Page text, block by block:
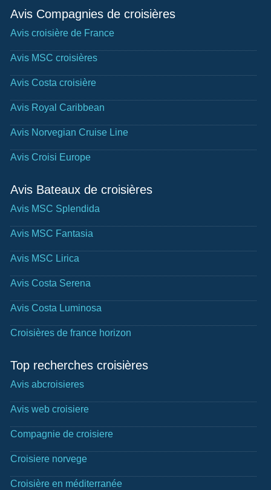
Avis Compagnies de croisières
Avis croisière de France
Avis MSC croisières
Avis Costa croisière
Avis Royal Caribbean
Avis Norvegian Cruise Line
Avis Croisi Europe
Avis Bateaux de croisières
Avis MSC Splendida
Avis MSC Fantasia
Avis MSC Lirica
Avis Costa Serena
Avis Costa Luminosa
Croisières de france horizon
Top recherches croisières
Avis abcroisieres
Avis web croisiere
Compagnie de croisiere
Croisiere norvege
Croisière en méditerranée